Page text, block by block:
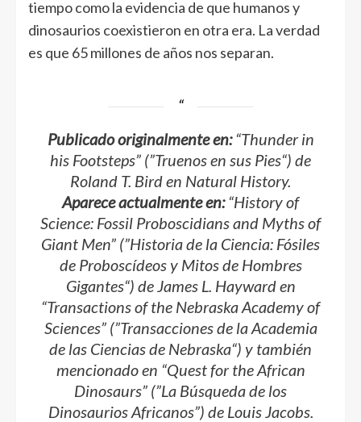
tiempo como la evidencia de que humanos y
dinosaurios coexistieron en otra era. La verdad
es que 65 millones de años nos separan.
Publicado originalmente en:“Thunder in
his Footsteps” (”Truenos en sus Pies“) de
Roland T. Bird en Natural History.
Aparece actualmente en:“History of
Science: Fossil Proboscidians and Myths of
Giant Men” (”Historia de la Ciencia: Fósiles
de Proboscídeos y Mitos de Hombres
Gigantes“) de James L. Hayward en
“Transactions of the Nebraska Academy of
Sciences” (”Transacciones de la Academia
de las Ciencias de Nebraska“) y también
mencionado en “Quest for the African
Dinosaurs” (”La Búsqueda de los
Dinosaurios Africanos”) de Louis Jacobs.